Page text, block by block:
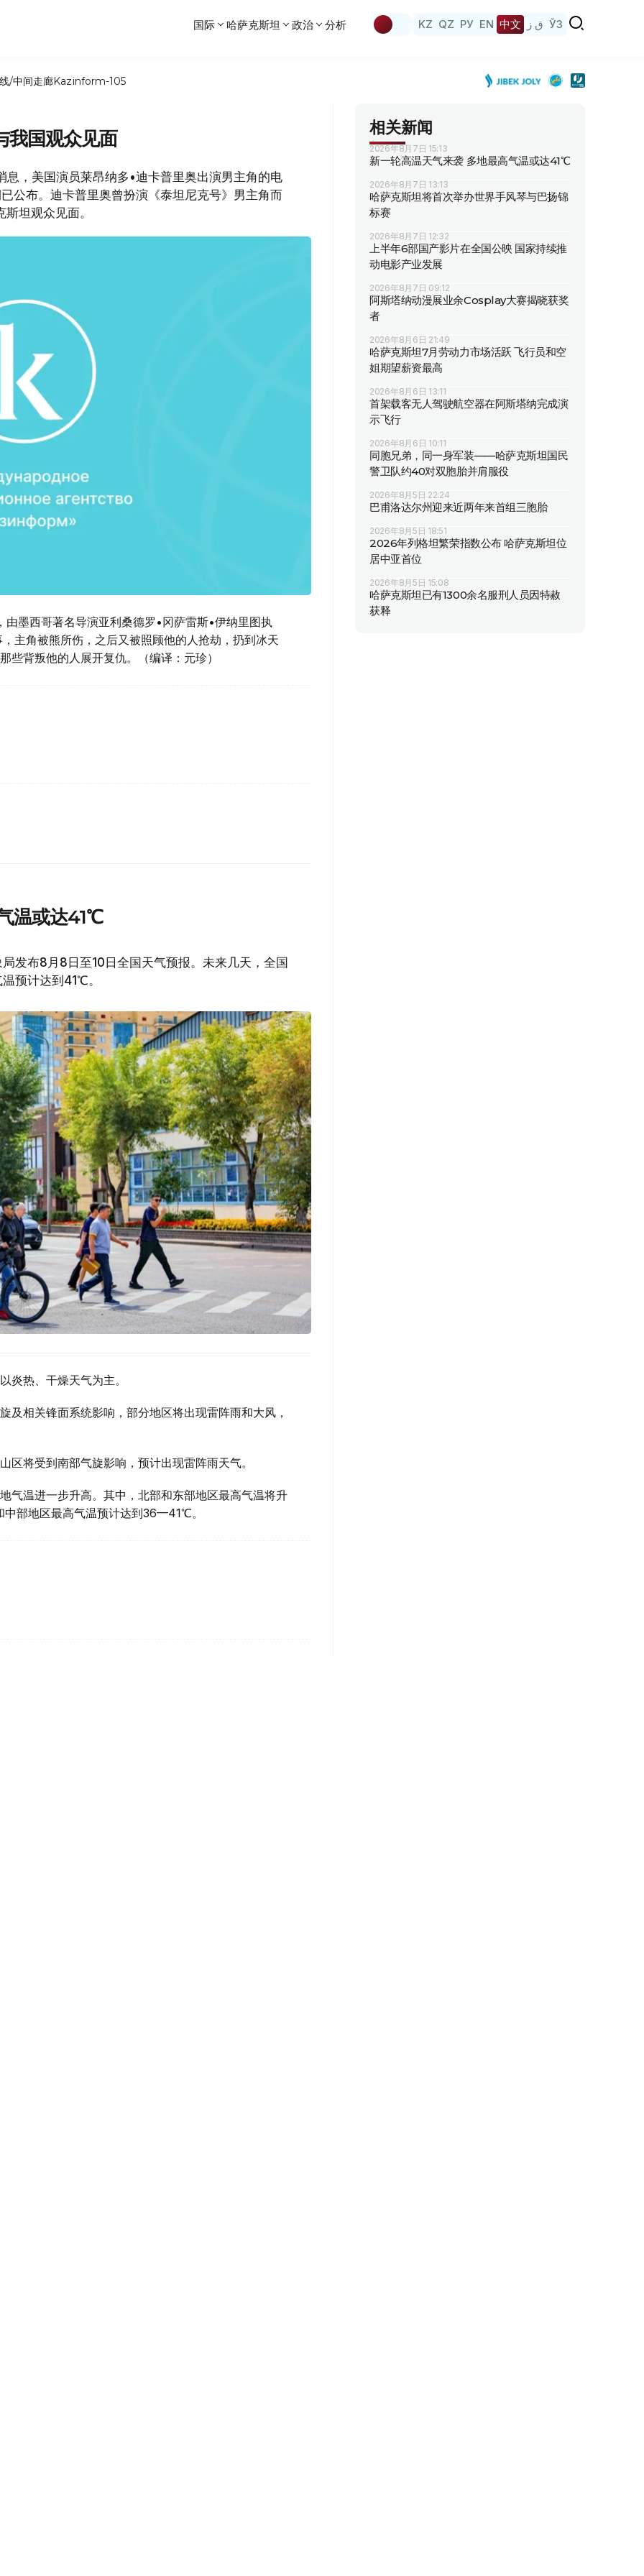
国际 哈萨克斯坦 政治 分析 KZ QZ РУ EN 中文 ق ز ЎЗ
/中间走廊Kazinform-105
我国观众见面
，美国演员莱昂纳多•迪卡普里奥出演男主角的电
公布。迪卡普里奥曾扮演《泰坦尼克号》男主角而
坦观众见面。
墨西哥著名导演亚利桑德罗•冈萨雷斯•伊纳里图执
主角被熊所伤，之后又被照顾他的人抢劫，扔到冰天
些背叛他的人展开复仇。（编译：元珍）
温或达41℃
发布8月8日至10日全国天气预报。未来几天，全国
预计达到41℃。
炎热、干燥天气为主。
及相关锋面系统影响，部分地区将出现雷阵雨和大风，
将受到南部气旋影响，预计出现雷阵雨天气。
气温进一步升高。其中，北部和东部地区最高气温将升
部地区最高气温预计达到36—41℃。
相关新闻
2026年8月7日 15:13
新一轮高温天气来袭 多地最高气温或达41℃
2026年8月7日 13:13
哈萨克斯坦将首次举办世界手风琴与巴扬锦
标赛
2026年8月7日 12:32
上半年6部国产影片在全国公映 国家持续推
动电影产业发展
2026年8月7日 09:12
阿斯塔纳动漫展业余Cosplay大赛揭晓获奖
者
2026年8月6日 21:49
哈萨克斯坦7月劳动力市场活跃 飞行员和空
姐期望薪资最高
2026年8月6日 13:11
首架载客无人驾驶航空器在阿斯塔纳完成演
示飞行
2026年8月6日 10:11
同胞兄弟，同一身军装——哈萨克斯坦国民
警卫队约40对双胞胎并肩服役
2026年8月5日 22:24
巴甫洛达尔州迎来近两年来首组三胞胎
2026年8月5日 18:51
2026年列格坦繁荣指数公布 哈萨克斯坦位
居中亚首位
2026年8月5日 15:08
哈萨克斯坦已有1300余名服刑人员因特赦
获释